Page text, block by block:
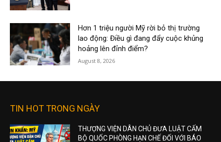
Hơn 1 triệu người Mỹ rời bỏ thị trường
lao động: Điều gì đang đẩy cuộc khủng
hoảng lên đỉnh điểm?
August 8, 2026
TIN HOT TRONG NGÀY
THƯỢNG VIỆN DÂN CHỦ ĐƯA LUẬT CẤM
BỘ QUỐC PHÒNG HẠN CHẾ ĐỐI VỚI BÁO